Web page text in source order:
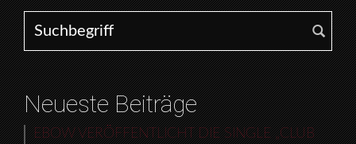
Search for:
Neueste Beiträge
EBOW VERÖFFENTLICHT DIE SINGLE „CLUB